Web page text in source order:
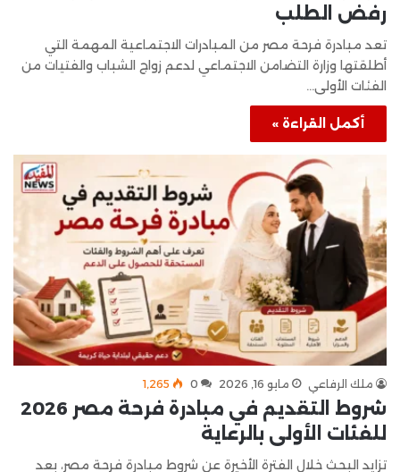
رفض الطلب
تعد مبادرة فرحة مصر من المبادرات الاجتماعية المهمة التي
أطلقتها وزارة التضامن الاجتماعي لدعم زواج الشباب والفتيات من
الفئات الأولى…
أكمل القراءة »
ملك الرفاعي مايو 16, 2026 0 1٬265
شروط التقديم في مبادرة فرحة مصر 2026
للفئات الأولى بالرعاية
تزايد البحث خلال الفترة الأخيرة عن شروط مبادرة فرحة مصر، بعد